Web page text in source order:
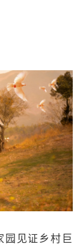
见证乡村巨